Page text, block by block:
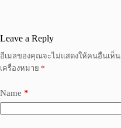
Leave a Reply
อีเมลของคุณจะไม่แสดงให้คนอื่นเห็น
เครื่องหมาย *
Name *